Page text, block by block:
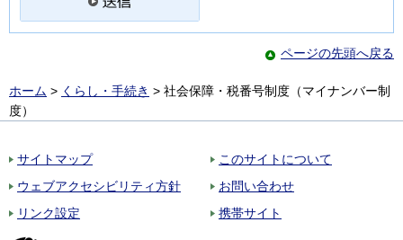
ページの先頭へ戻る
ホーム > くらし・手続き > 社会保障・税番号制度（マイナンバー制
度）
サイトマップ
このサイトについて
ウェブアクセシビリティ方針
お問い合わせ
リンク設定
携帯サイト